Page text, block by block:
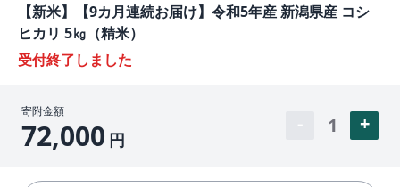
【新米】【9カ月連続お届け】令和5年産 新潟県産 コシ
ヒカリ 5㎏（精米）
受付終了しました
寄附金額
72,000 円
1